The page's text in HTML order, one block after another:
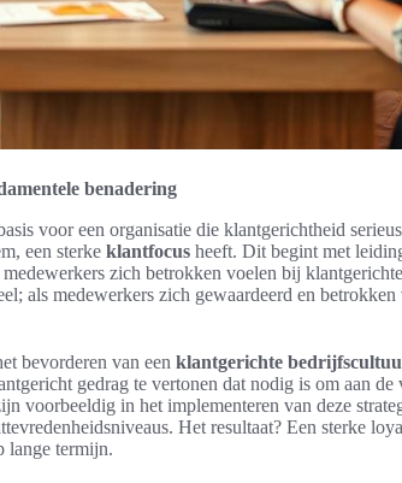
benadering
voor een organisatie die klantgerichtheid
een sterke klantfocus heeft. Dit begint met
zich betrokken voelen bij
als medewerkers zich gewaardeerd en
bevorderen van een klantgerichte
gedrag te vertonen dat nodig is om aan
voorbeeldig in het implementeren van deze
Het resultaat? Een sterke
lange termijn.